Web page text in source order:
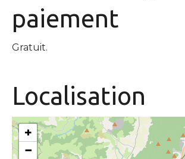
paiement
Gratuit.
Localisation
+
−